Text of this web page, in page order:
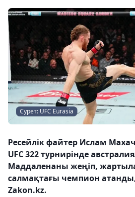
Сурет: UFC Eurasia
Ресейлік файтер Ислам
UFC 322 турнирінде
Маддаленаны жеңіп,
салмақтағы чемпион
Zakon.kz.